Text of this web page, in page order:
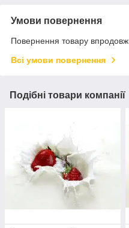
Умови повернення
Повернення товару
Всі умови повернення
Подібні товари компанії